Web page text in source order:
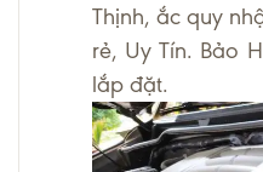
Thịnh, ắc quy
rẻ, Uy Tín. Bảo
lắp đặt.